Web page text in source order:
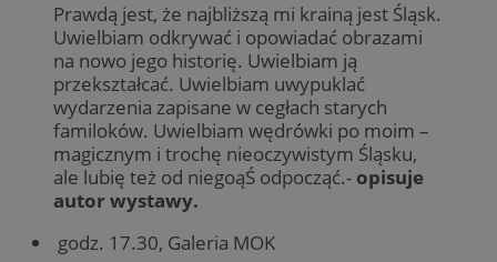
Prawdą jest, że najbliższą mi krainą jest Śląsk.
Uwielbiam odkrywać i opowiadać obrazami
na nowo jego historię. Uwielbiam ją
przekształcać. Uwielbiam uwypuklać
wydarzenia zapisane w cegłach starych
familoków. Uwielbiam wędrówki po moim –
magicznym i trochę nieoczywistym Śląsku,
ale lubię też od niegoąŚ odpocząć.- opisuje
autor wystawy.
godz. 17.30, Galeria MOK